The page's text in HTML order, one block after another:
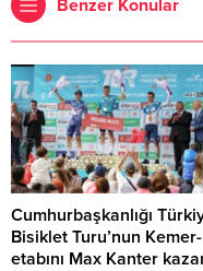
Benzer Konular
Cumhurbaşkanlığı
Bisiklet Turu’nun
etabını Max Kanter